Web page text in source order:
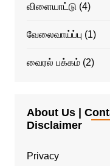
விளையாட்டு (4)
வேலைவாய்ப்பு (1)
வைரல் பக்கம்(2)
About Us |
Disclaimer
Privacy